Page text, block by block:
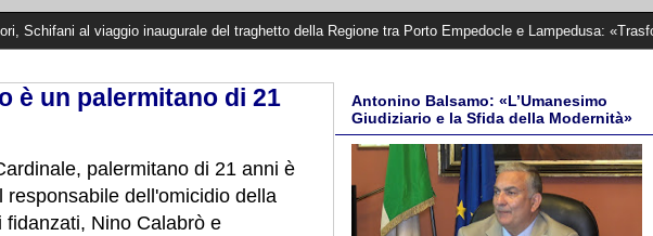
viaggio inaugurale del traghetto della Regione tra Porto Empedocle e Lampedusa: «Trasformiamo gli
è un palermitano di 21
palermitano di 21 anni è
responsabile dell'omicidio della
fidanzati, Nino Calabrò e
Antonino Balsamo: «L’Umanesimo
Giudiziario e la Sfida della Modernità»